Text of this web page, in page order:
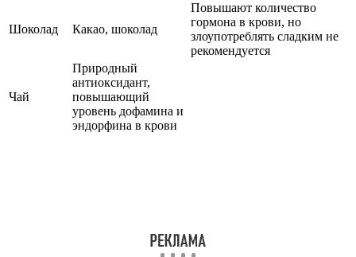
Шоколад Какао, шоколад
Повышают количество
гормона в крови, но
злоупотреблять сладким не
рекомендуется
Чай
Природный
антиоксидант,
повышающий
уровень дофамина и
эндорфина в крови